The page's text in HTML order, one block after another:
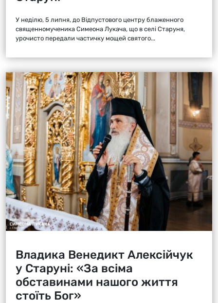
У неділю, 5 липня, до Відпустового центру блаженного
священномученика Симеона Лукача, що в селі Старуня,
урочисто передали частичку мощей святого...
Владика Венедикт Алексійчук
у Старуні: «За всіма
обставинами нашого життя
стоїть Бог»